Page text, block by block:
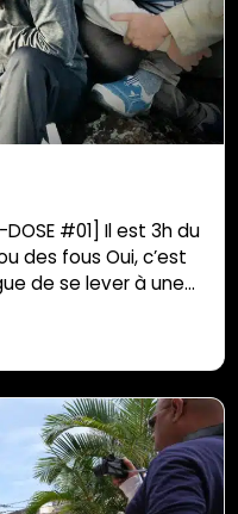
DOSE #01] Il est 3h du
des fous Oui, c’est
de se lever à une
pense que tout ça
papier À son